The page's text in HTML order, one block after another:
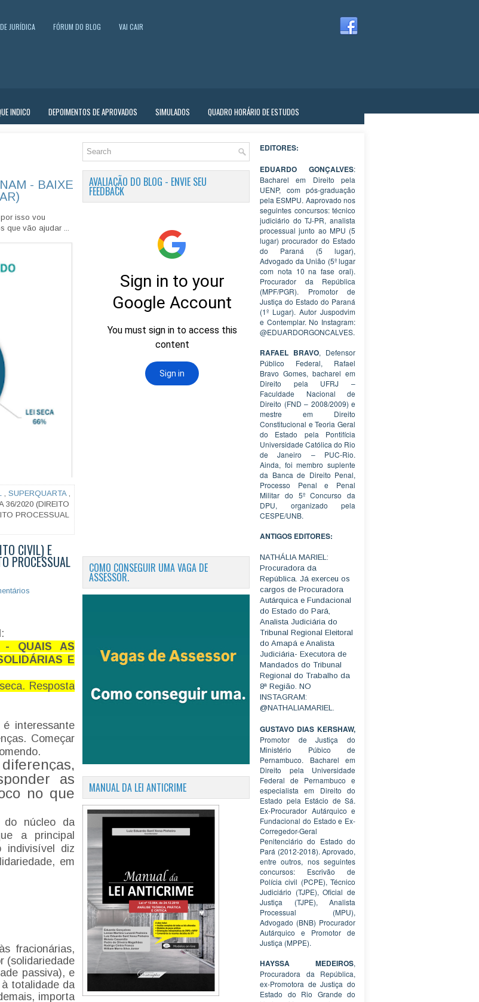
JURÍDICA FÓRUM DO BLOG VAI CAIR
INDICO DEPOIMENTOS DE APROVADOS SIMULADOS QUADRO HORÁRIO DE ESTUDOS
- BAIXE
isso vou
que vão ajudar ...
, SUPERQUARTA,
36/2020 (DIREITO
PROCESSUAL
CIVIL) E
PROCESSUAL
- QUAIS AS
E
Resposta
interessante
Começar
as
no que
do núcleo da
a principal
indivisível diz
em
fracionárias,
(solidariedade
passiva), e
totalidade da
importa
AVALIAÇÃO DO BLOG - ENVIE SEU
FEEDBACK
COMO CONSEGUIR UMA VAGA DE
ASSESSOR.
MANUAL DA LEI ANTICRIME
EDITORES:
EDUARDO GONÇALVES:
Bacharel em Direito pela
UENP, com pós-graduação
pela ESMPU. Aaprovado nos
seguintes concursos: técnico
judiciário do TJ-PR, analista
processual junto ao MPU (5
lugar) procurador do Estado
do Paraná (5 lugar),
Advogado da União (5º lugar
com nota 10 na fase oral).
Procurador da República
(MPF/PGR). Promotor de
Justiça do Estado do Paraná
(1º Lugar). Autor Juspodvim
e Contemplar. No Instagram:
@EDUARDORGONCALVES.
RAFAEL BRAVO, Defensor
Público Federal, Rafael
Bravo Gomes, bacharel em
Direito pela UFRJ –
Faculdade Nacional de
Direito (FND – 2008/2009) e
mestre em Direito
Constitucional e Teoria Geral
do Estado pela Pontifícia
Universidade Católica do Rio
de Janeiro – PUC-Rio.
Ainda, foi membro suplente
da Banca de Direito Penal,
Processo Penal e Penal
Militar do 5º Concurso da
DPU, organizado pela
CESPE/UNB.
ANTIGOS EDITORES:
NATHÁLIA MARIEL:
Procuradora da
República. Já exerceu os
cargos de Procuradora
Autárquica e Fundacional
do Estado do Pará,
Analista Judiciária do
Tribunal Regional Eleitoral
do Amapá e Analista
Judiciária- Executora de
Mandados do Tribunal
Regional do Trabalho da
8ª Região. NO
INSTAGRAM:
@NATHALIAMARIEL.
GUSTAVO DIAS KERSHAW,
Promotor de Justiça do
Ministério Púbico de
Pernambuco. Bacharel em
Direito pela Universidade
Federal de Pernambuco e
especialista em Direito do
Estado pela Estácio de Sá.
Ex-Procurador Autárquico e
Fundacional do Estado e Ex-
Corregedor-Geral
Penitenciário do Estado do
Pará (2012-2018). Aprovado,
entre outros, nos seguintes
concursos: Escrivão de
Polícia civil (PCPE), Técnico
Judiciário (TJPE), Oficial de
Justiça (TJPE), Analista
Processual (MPU),
Advogado (BNB) Procurador
Autárquico e Promotor de
Justiça (MPPE).
HAYSSA MEDEIROS,
Procuradora da República,
ex-Promotora de Justiça do
Estado do Rio Grande do